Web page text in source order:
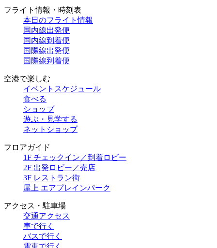
フライト情報・時刻表
本日のフライト情報
国内線出発便
国内線到着便
国際線出発便
国際線到着便
空港で楽しむ
イベントスケジュール
食べる
ショップ
遊ぶ・見学する
ネットショップ
フロアガイド
1F チェックイン／到着ロビー
2F 出発ロビー／売店
3F レストラン街
屋上 エアプレインパーク
アクセス・駐車場
交通アクセス
車で行く
バスで行く
電車で行く